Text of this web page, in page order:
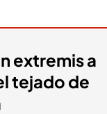
extremis a
tejado de